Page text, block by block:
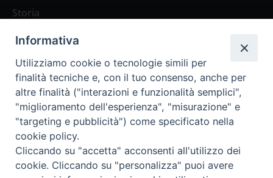
Storia
Abbonamenti
Abbonamento Annuale Digitale
Abbonamento Annuale Cartaceo
Abbonamento Singola Copia Digitale
Informativa
Utilizziamo cookie o tecnologie simili per
finalità tecniche e, con il tuo consenso, anche per
altre finalità ("interazioni e funzionalità semplici",
"miglioramento dell'esperienza", "misurazione" e
"targeting e pubblicità") come specificato nella
cookie policy.
Cliccando su "accetta" acconsenti all'utilizzo dei
cookie. Cliccando su "personalizza" puoi avere